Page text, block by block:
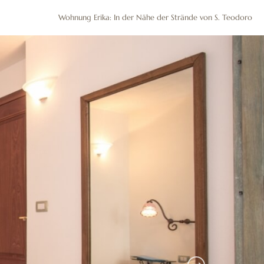
Wohnung Erika: In der Nähe der Strände von S. Teodoro